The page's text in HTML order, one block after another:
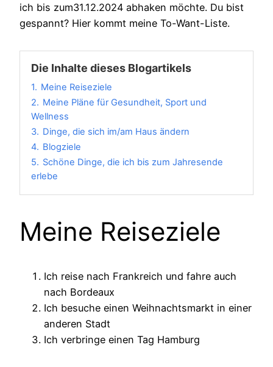
ich bis zum31.12.2024 abhaken möchte. Du bist
gespannt? Hier kommt meine To-Want-Liste.
Die Inhalte dieses Blogartikels
1. Meine Reiseziele
2. Meine Pläne für Gesundheit, Sport und
Wellness
3. Dinge, die sich im/am Haus ändern
4. Blogziele
5. Schöne Dinge, die ich bis zum Jahresende
erlebe
Meine Reiseziele
Ich reise nach Frankreich und fahre auch
nach Bordeaux
Ich besuche einen Weihnachtsmarkt in einer
anderen Stadt
Ich verbringe einen Tag Hamburg